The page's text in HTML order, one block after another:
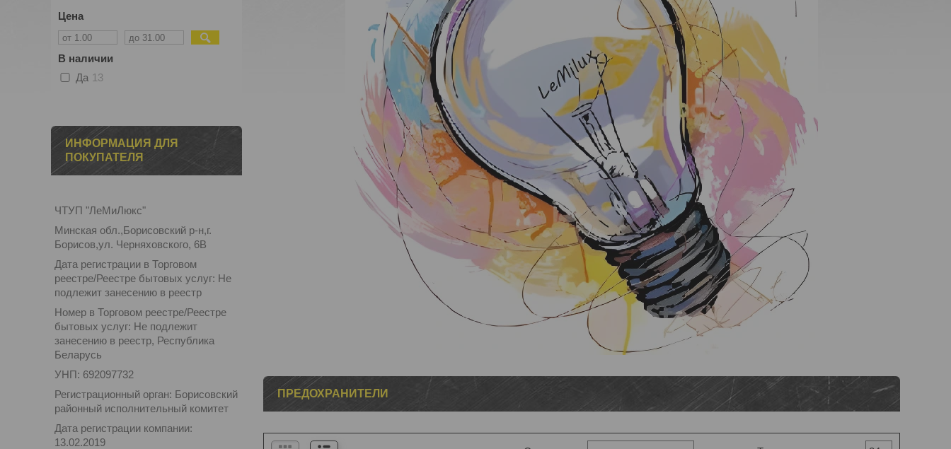
ПРЕДОХРАНИТЕЛИ
Цена
В наличии
Да 13
ИНФОРМАЦИЯ ДЛЯ
ПОКУПАТЕЛЯ
ЧТУП "ЛеМиЛюкс"
Минская обл.,Борисовский р-н,г.
Борисов,ул. Черняховского, 6В
Дата регистрации в Торговом
реестре/Реестре бытовых услуг: Не
подлежит занесению в реестр
Номер в Торговом реестре/Реестре
бытовых услуг: Не подлежит
занесению в реестр, Республика
Беларусь
УНП: 692097732
Регистрационный орган: Борисовский
районный исполнительный комитет
Дата регистрации компании:
13.02.2019